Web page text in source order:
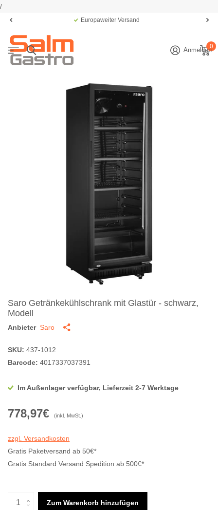
/
Europaweiter Versand
Anmelden0
Saro Getränkekühlschrank mit Glastür - schwarz,
Modell
Anbieter Saro
SKU: 437-1012
Barcode: 4017337037391
Im Außenlager verfügbar, Lieferzeit 2-7 Werktage
778,97€ (inkl. MwSt.)
zzgl. Versandkosten
Gratis Paketversand ab 50€*
Gratis Standard Versand Spedition ab 500€*
Zum Warenkorb hinzufügen